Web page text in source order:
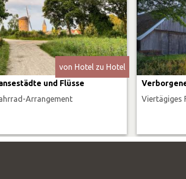
von Hotel zu Hotel
und Flüsse
Arrangement
Viertägiges